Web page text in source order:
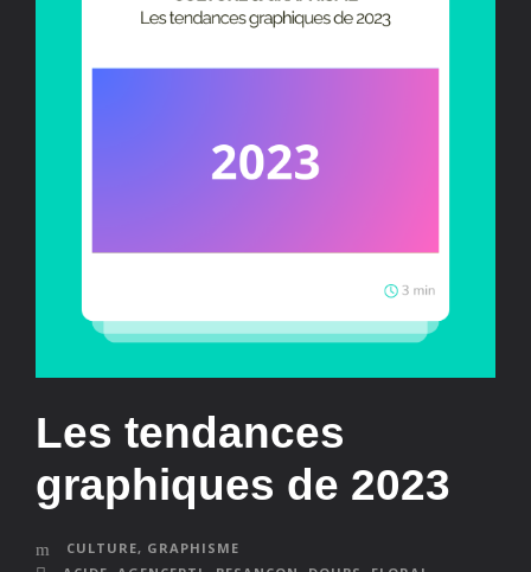
Les tendances
graphiques de 2023
CULTURE, GRAPHISME